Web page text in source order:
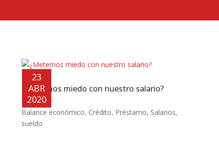
¿Meternos miedo con nuestro salario?
23
ABR
2020
SINDICAL
Balance económico, Crédito, Préstamo, Salarios,
sueldo